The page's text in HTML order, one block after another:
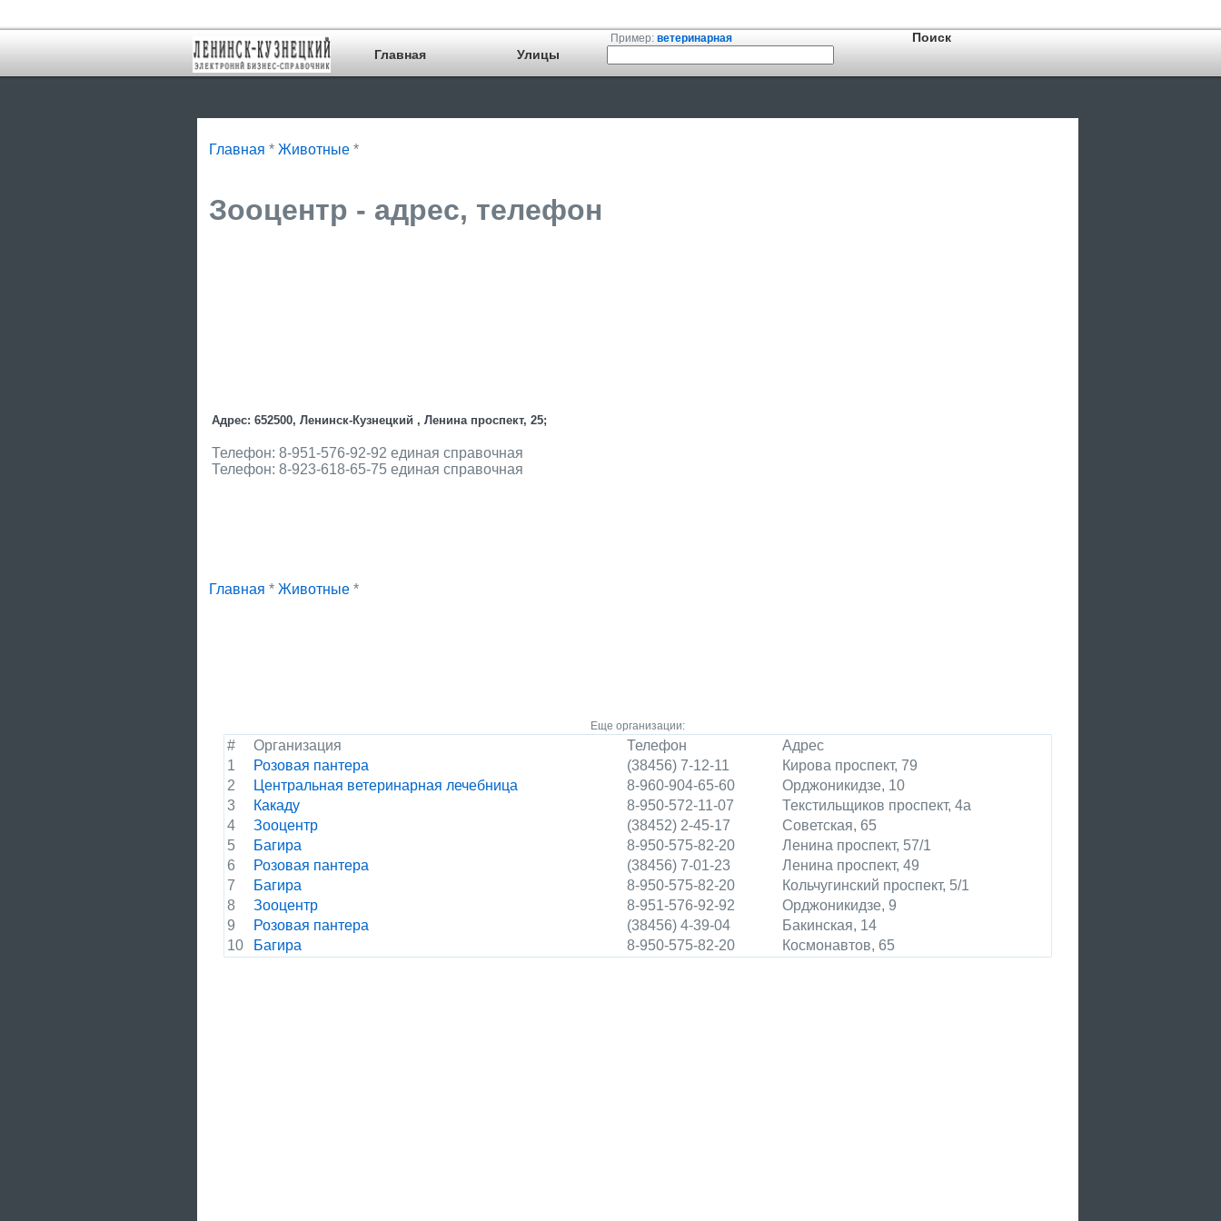
Пример: ветеринарная
Главная Улицы
Главная * Животные *
Зооцентр - адрес, телефон
Адрес: 652500, Ленинск-Кузнецкий , Ленина проспект, 25;
Телефон: 8-951-576-92-92 единая справочная
Телефон: 8-923-618-65-75 единая справочная
Главная * Животные *
Еще организации:
# Организация Телефон
Адрес
1
Розовая пантера (38456) 7-12-11
Кирова проспект, 79
2
Центральная ветеринарная лечебница 8-960-904-65-60
Орджоникидзе, 10
3
Какаду 8-950-572-11-07
Текстильщиков проспект, 4а
4
Зооцентр (38452) 2-45-17
Советская, 65
5
Багира 8-950-575-82-20
Ленина проспект, 57/1
6
Розовая пантера (38456) 7-01-23
Ленина проспект, 49
7
Багира 8-950-575-82-20
Кольчугинский проспект, 5/1
8
Зооцентр 8-951-576-92-92
Орджоникидзе, 9
9
Розовая пантера (38456) 4-39-04
Бакинская, 14
10
Багира 8-950-575-82-20 Космонавтов, 65